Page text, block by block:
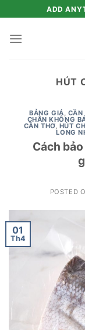
to
content
ADD
HÚT
BẢNG GIÁ, CẦN
CHÂN KHÔNG
CẦN THƠ, HÚT
LONG
Cách
POSTED
01
Th4